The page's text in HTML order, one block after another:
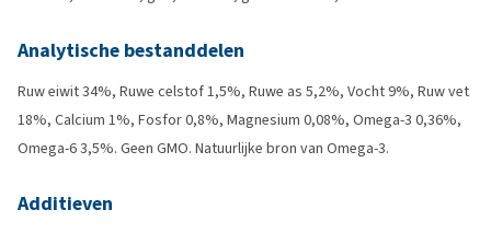
Analytische bestanddelen
Ruw eiwit 34%, Ruwe celstof 1,5%, Ruwe as 5,2%, Vocht 9%, Ruw vet
18%, Calcium 1%, Fosfor 0,8%, Magnesium 0,08%, Omega-3 0,36%,
Omega-6 3,5%. Geen GMO. Natuurlijke bron van Omega-3.
Additieven